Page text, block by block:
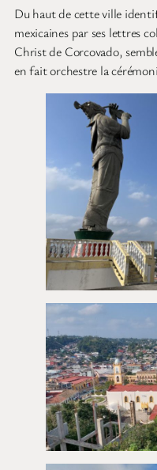
Du haut de cette ville
mexicaines par ses lettres
Christ de Corcovado,
en fait orchestre la